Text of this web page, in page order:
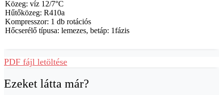
Közeg: víz 12/7°C
Hűtőközeg: R410a
Kompresszor: 1 db rotációs
Hőcserélő típusa: lemezes, betáp: 1fázis
PDF fájl letöltése
Ezeket látta már?